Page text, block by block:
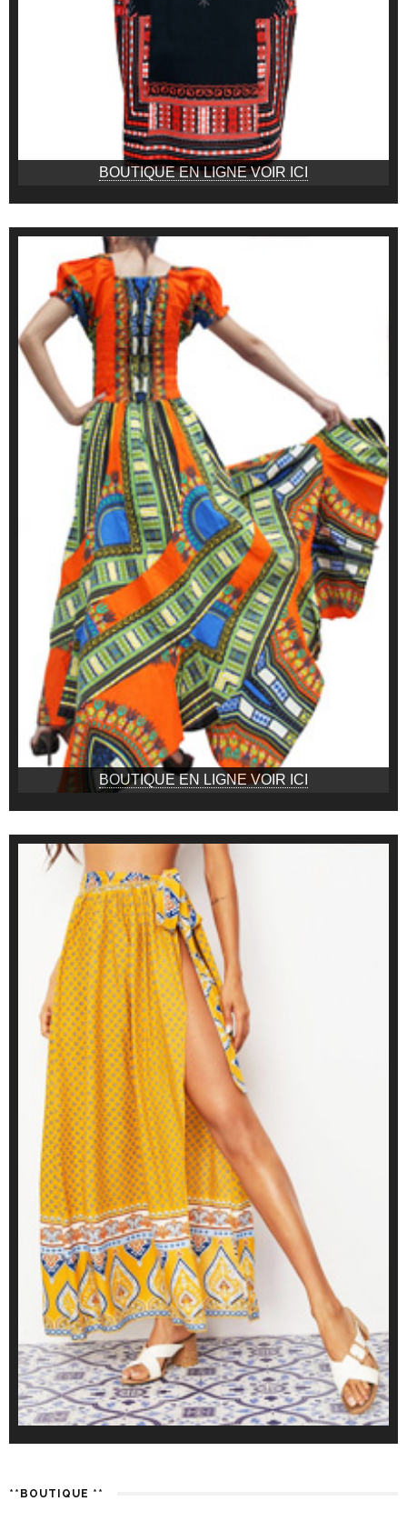
BOUTIQUE EN LIGNE VOIR ICI
BOUTIQUE EN LIGNE VOIR ICI
**BOUTIQUE **